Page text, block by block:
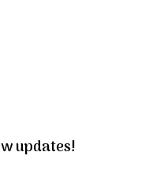
updates!